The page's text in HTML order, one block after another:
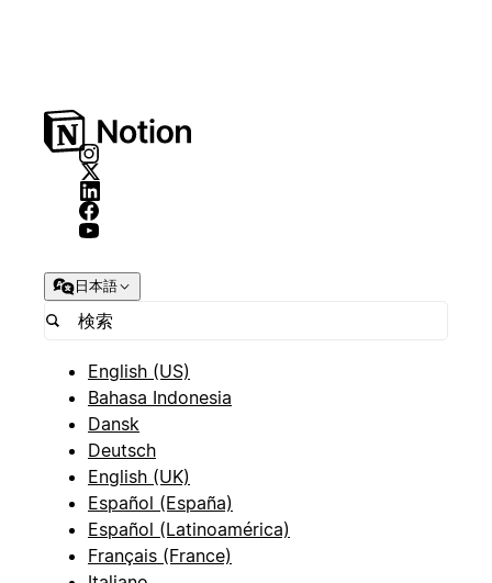
日本語
English (US)
Bahasa Indonesia
Dansk
Deutsch
English (UK)
Español (España)
Español (Latinoamérica)
Français (France)